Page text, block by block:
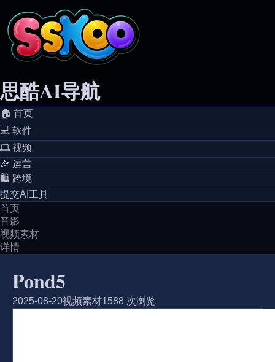
思酷AI导航
🏠️ 首页
💻️ 软件
🎞️ 视频
🎉 运营
🛍️ 跨境
提交AI工具
首页
音影
视频素材
详情
Pond5
2025-08-20视频素材1588 次浏览